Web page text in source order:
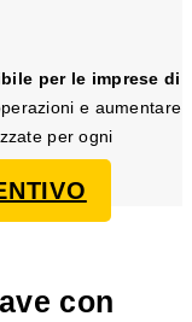
per le imprese di
e aumentare
per ogni
con